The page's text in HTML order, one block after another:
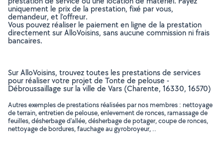
uniquement le prix de la prestation, fixé par vous,
demandeur, et l’offreur.
Vous pouvez réaliser le paiement en ligne de la prestation
directement sur AlloVoisins, sans aucune commission ni frais
bancaires.
Sur AlloVoisins, trouvez toutes les prestations de services
pour réaliser votre projet de Tonte de pelouse -
Débroussaillage sur la ville de Vars (Charente, 16330, 16570)
Autres exemples de prestations réalisées par nos membres : nettoyage
de terrain, entretien de pelouse, enlevement de ronces, ramassage de
feuilles, désherbage d'allée, désherbage de potager, coupe de ronces,
nettoyage de bordures, fauchage au gyrobroyeur, ..